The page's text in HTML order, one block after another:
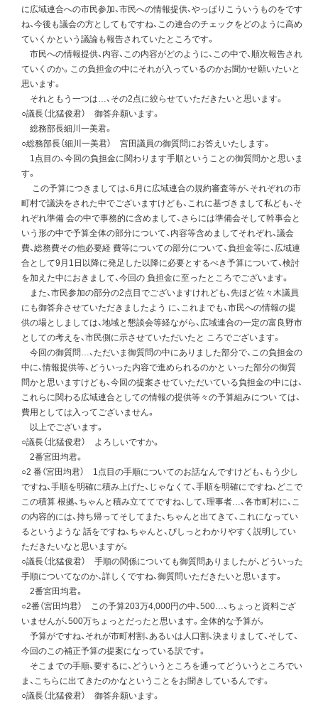
に広域連合への市民参加、市民への情報提供、やっぱりこういうものをです
ね、今後も議会の方としてもですね、この連合のチェックをどのように高め
ていくかという議論も報告されていたところです。
市民への情報提供、内容、この内容がどのように、この中で、順次報告され
ていくのか。この負担金の中にそれが入っているのかお聞かせ願いたいと
思います。
それともう一つは…、その2点に絞らせていただきたいと思います。
○議長（北猛俊君） 御答弁願います。
総務部長細川一美君。
○総務部長（細川一美君） 宮田議員の御質問にお答えいたします。
1点目の、今回の負担金に関わります手順ということの御質問かと思いま
す。
この予算につきましては、6月に広域連合の規約審査等が、それぞれの市
町村で議決をされた中でございますけども、これに基づきまして私ども、そ
れぞれ準備 会の中で事務的に含めまして、さらには準備会そして幹事会と
いう形の中で予算全体の部分について、内容等含めましてそれぞれ、議会
費、総務費その他必要経 費等についての部分について、負担金等に、広域連
合として9月1日以降に発足した以降に必要とするべき予算について、検討
を加えた中におきまして、今回の 負担金に至ったところでございます。
また、市民参加の部分の2点目でございますけれども、先ほど佐々木議員
にも御答弁させていただきましたよう に、これまでも、市民への情報の提
供の場としましては、地域と懇談会等経ながら、広域連合の一定の富良野市
としての考えを、市民側に示させていただいたと ころでございます。
今回の御質問…、ただいま御質問の中にありました部分で、この負担金の
中に、情報提供等、どういった内容で進められるのかと いった部分の御質
問かと思いますけども、今回の提案させていただいている負担金の中には、
これらに関わる広域連合としての情報の提供等々の予算組みについ ては、
費用としては入ってございません。
以上でございます。
○議長（北猛俊君） よろしいですか。
2番宮田均君。
○2 番（宮田均君） 1点目の手順についてのお話なんですけども、もう少し
ですね、手順を明確に積み上げた、じゃなくて、手順を明確にですね、どこで
この積算 根拠、ちゃんと積み立ててですね、して、理事者…、各市町村に、こ
の内容的には、持ち帰ってそしてまた、ちゃんと出てきて、これになってい
るというような 話をですね、ちゃんと、ぴしっとわかりやすく説明してい
ただきたいなと思いますが。
○議長（北猛俊君） 手順の関係についても御質問ありましたが、どういった
手順についてなのか、詳しくですね、御質問いただきたいと思います。
2番宮田均君。
○2番（宮田均君） この予算203万4,000円の中、500…、ちょっと資料ござ
いませんが、500万ちょっとだったと思います。全体的な予算が。
予算がですね、それが市町村割、あるいは人口割、決まりまして、そして、
今回のこの補正予算の提案になっている訳です。
そこまでの手順、要するに、どういうところを通ってどういうところでい
ま、こちらに出てきたのかなということをお聞きしているんです。
○議長（北猛俊君） 御答弁願います。